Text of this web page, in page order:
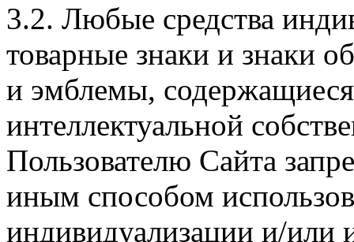
3.2. Любые средства
товарные знаки и знаки
и эмблемы,
интеллектуальной
Пользователю Сайта
иным способом
индивидуализации и/или